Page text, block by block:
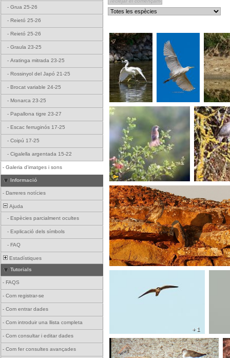
- Grua 25-26
- Reietó 25-26
- Reietó 25-26
- Graula 23-25
- Aratinga mitrada 23-25
- Rossinyol del Japó 21-25
- Brocat variable 24-25
- Monarca 23-25
- Papallona tigre 23-27
- Escac ferruginós 17-25
- Coipú 17-25
- Cigalella argentada 15-22
- Galeria d'imatges i sons
Informació
- Darreres notícies
Ajuda
- Espècies parcialment ocultes
- Explicació dels símbols
- FAQ
Estadístiques
Tutorials
- FAQS
- Com registrar-se
- Com entrar dades
- Com introduir una llista completa
- Com consultar i editar dades
- Com fer consultes avançades
+ 1